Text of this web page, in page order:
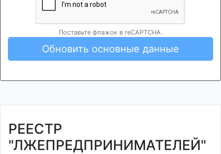
Поставьте флажок в reCAPTCHA.
Обновить основные данные
РЕЕСТР
"ЛЖЕПРЕДПРИНИМАТЕЛЕЙ"